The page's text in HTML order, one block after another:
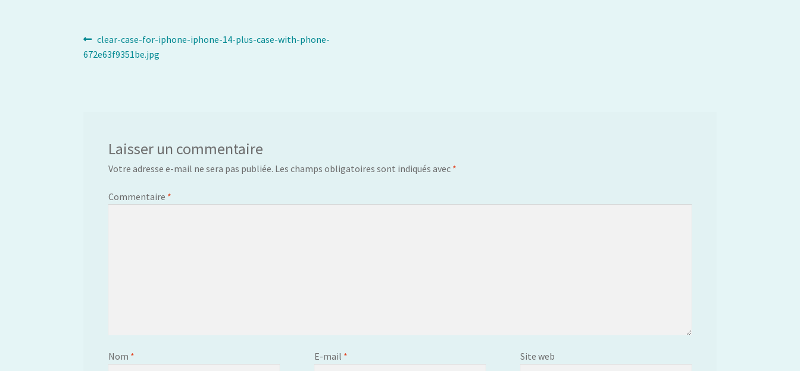
Navigation
de
Article
précédent :
clear-case-for-iphone-iphone-14-plus-case-with-phone-
672e63f9351be.jpg
Laisser un commentaire
Votre adresse e-mail ne sera pas publiée. Les champs obligatoires sont indiqués avec *
Commentaire *
Nom * E-mail * Site web